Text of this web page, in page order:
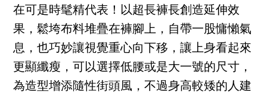
在可是時髦精代表！以超長褲長創造延伸效
果，鬆垮布料堆疊在褲腳上，自帶一股慵懶氣
息，也巧妙讓視覺重心向下移，讓上身看起來
更顯纖瘦，可以選擇低腰或是大一號的尺寸，
為造型增添隨性街頭風，不過身高較矮的人建